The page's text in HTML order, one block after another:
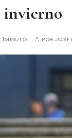
invierno
1MINUTO POR JOSE